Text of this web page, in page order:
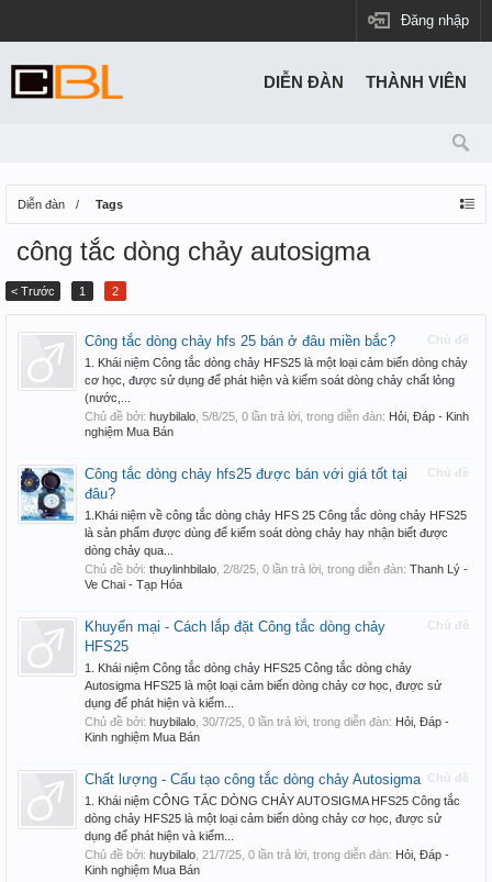
Đăng nhập
Diễn đàn Tags
công tắc dòng chảy autosigma
< Trước 1 2
Chủ đề
Công tắc dòng chảy hfs 25 bán ở đâu miền bắc?
1. Khái niệm Công tắc dòng chảy HFS25 là một loại cảm biến dòng chảy
cơ học, được sử dụng để phát hiện và kiểm soát dòng chảy chất lỏng
(nước,...
Chủ đề bởi: huybilalo 5/8/25 , 0 lần trả lời, trong diễn đàn: Hỏi, Đáp - Kinh
nghiệm Mua Bán
Chủ đề
Công tắc dòng chảy hfs25 được bán với giá tốt tại
đâu?
1.Khái niệm về công tắc dòng chảy HFS 25 Công tắc dòng chảy HFS25
là sản phẩm được dùng để kiểm soát dòng chảy hay nhận biết được
dòng chảy qua...
Chủ đề bởi: thuylinhbilalo 2/8/25 , 0 lần trả lời, trong diễn đàn: Thanh Lý -
Ve Chai - Tạp Hóa
Chủ đề
Khuyến mại - Cách lắp đặt Công tắc dòng chảy
HFS25
1. Khái niệm Công tắc dòng chảy HFS25 Công tắc dòng chảy
Autosigma HFS25 là một loại cảm biến dòng chảy cơ học, được sử
dụng để phát hiện và kiểm...
Chủ đề bởi: huybilalo 30/7/25 , 0 lần trả lời, trong diễn đàn: Hỏi, Đáp -
Kinh nghiệm Mua Bán
Chủ đề
Chất lượng - Cấu tạo công tắc dòng chảy Autosigma
1. Khái niệm CÔNG TẮC DÒNG CHẢY AUTOSIGMA HFS25 Công tắc
dòng chảy HFS25 là một loại cảm biến dòng chảy cơ học, được sử
dụng để phát hiện và kiểm...
Chủ đề bởi: huybilalo 21/7/25 , 0 lần trả lời, trong diễn đàn: Hỏi, Đáp -
Kinh nghiệm Mua Bán
DIỄN ĐÀN THÀNH VIÊN